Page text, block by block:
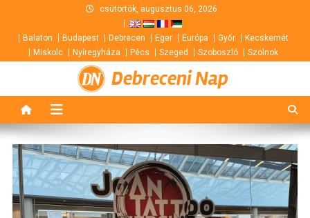
content
csütörtök, augusztus 06, 2026
Balaton Budapest Debrecen Eger Európa Győr
Kecskemét
Miskolc
Nyíregyháza Pécs Szeged Szoboszló Szolnok
Debreceni Nap